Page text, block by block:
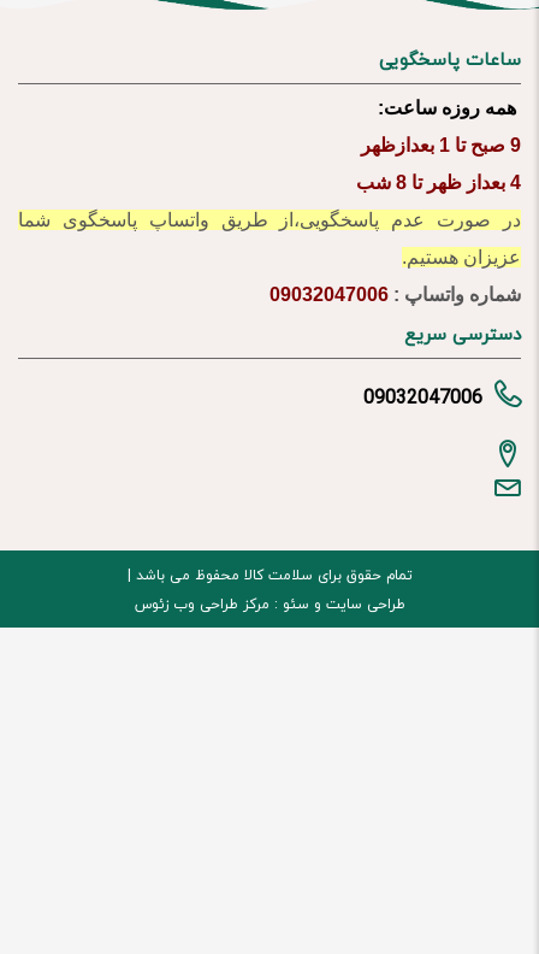
ساعات پاسخگویی
همه روزه ساعت:
9 صبح تا 1 بعدازظهر
4 بعداز ظهر تا 8 شب
در صورت عدم پاسخگویی،از طریق واتساپ پاسخگوی شما
عزیزان هستیم.
شماره واتساپ : 09032047006
دسترسی سریع
09032047006
تمام حقوق برای سلامت کالا محفوظ می باشد |
طراحی سایت و سئو : مرکز طراحی وب زئوس